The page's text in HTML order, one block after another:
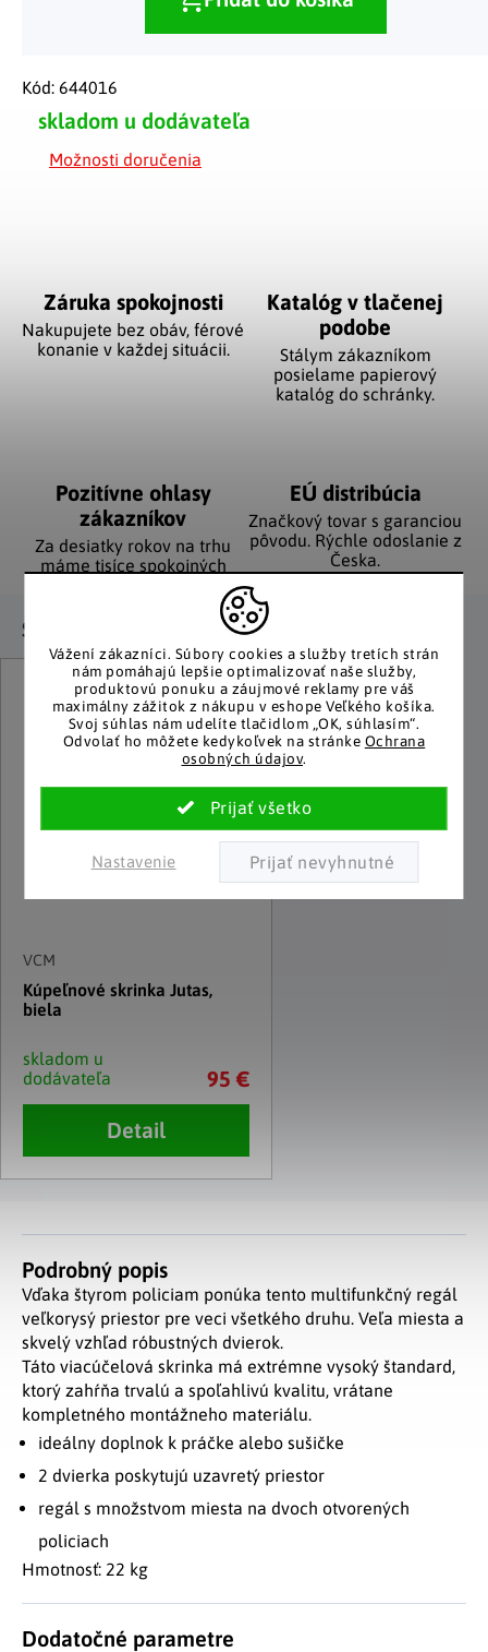
Vážení zákazníci. Súbory cookies a služby tretích strán
nám pomáhajú lepšie optimalizovať naše služby,
produktovú ponuku a záujmové reklamy pre váš
maximálny zážitok z nákupu v eshope Veľkého košíka.
Svoj súhlas nám udelíte tlačidlom „OK, súhlasím“.
Odvolať ho môžete kedykoľvek na stránke Ochrana
osobných údajov.
Nastavenie
skladom u dodávateľa
Možnosti doručenia
Kód: 644016
Záruka spokojnosti
Nakupujete bez obáv, férové
​​konanie v každej situácii.
Katalóg v tlačenej
podobe
Stálym zákazníkom
posielame papierový
katalóg do schránky.
Pozitívne ohlasy
zákazníkov
Za desiatky rokov na trhu
máme tisíce spokojných
EÚ distribúcia
Značkový tovar s garanciou
pôvodu. Rýchle odoslanie z
Česka.
Súvisiaci tovar
VCM
Kúpeľnové skrinka Jutas,
biela
skladom u
dodávateľa
95 €
Detail
Podrobný popis
Vďaka štyrom policiam ponúka tento multifunkčný regál
veľkorysý priestor pre veci všetkého druhu. Veľa miesta a
skvelý vzhľad róbustných dvierok.
Táto viacúčelová skrinka má extrémne vysoký štandard,
ktorý zahŕňa trvalú a spoľahlivú kvalitu, vrátane
kompletného montážneho materiálu.
ideálny doplnok k práčke alebo sušičke
2 dvierka poskytujú uzavretý priestor
regál s množstvom miesta na dvoch otvorených
policiach
Hmotnosť: 22 kg
Dodatočné parametre